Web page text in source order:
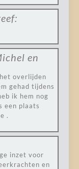
en
overlijden
gehad tijdens
ik hem nog
een plaats
.
inzet voor
en